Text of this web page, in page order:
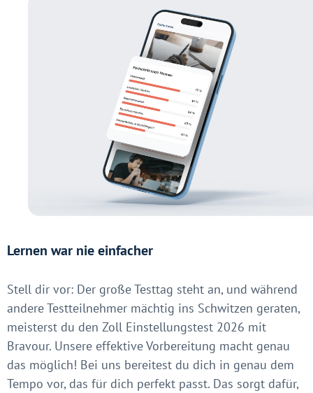
Lernen war nie einfacher
Stell dir vor: Der große Testtag steht an, und während
andere Testteilnehmer mächtig ins Schwitzen geraten,
meisterst du den Zoll Einstellungstest 2026 mit
Bravour. Unsere effektive Vorbereitung macht genau
das möglich! Bei uns bereitest du dich in genau dem
Tempo vor, das für dich perfekt passt. Das sorgt dafür,